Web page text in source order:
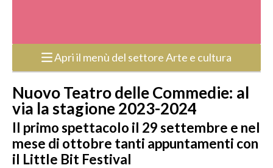
Apri il menù del settore Arte e cultura
Nuovo Teatro delle Commedie: al
via la stagione 2023-2024
Il primo spettacolo il 29 settembre e nel
mese di ottobre tanti appuntamenti con
il Little Bit Festival